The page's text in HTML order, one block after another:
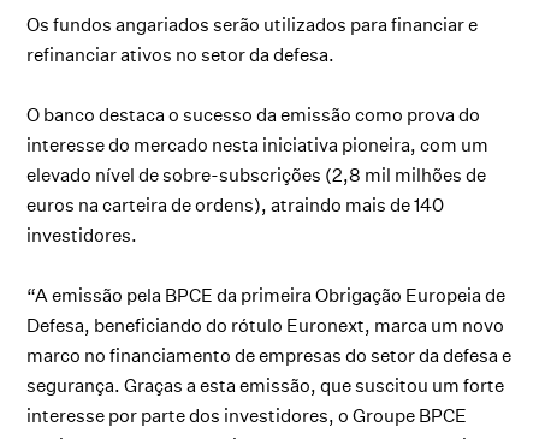
Os fundos angariados serão utilizados para financiar e
refinanciar ativos no setor da defesa.
O banco destaca o sucesso da emissão como prova do
interesse do mercado nesta iniciativa pioneira, com um
elevado nível de sobre-subscrições (2,8 mil milhões de
euros na carteira de ordens), atraindo mais de 140
investidores.
“A emissão pela BPCE da primeira Obrigação Europeia de
Defesa, beneficiando do rótulo Euronext, marca um novo
marco no financiamento de empresas do setor da defesa e
segurança. Graças a esta emissão, que suscitou um forte
interesse por parte dos investidores, o Groupe BPCE